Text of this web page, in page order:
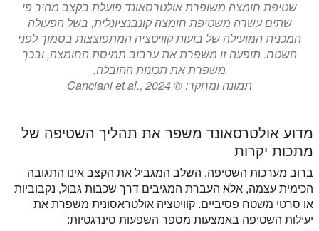
שטיפת חומצה משופרת אולטרסאונד פועלת בקצב מהיר פי
שתים עשרה משטיפת חומצה קונבנציונלית, בשל הפעולה
המכנית המועילה של בועות קוויטציה המתפוצצות בסמוך לפני
השטח. תופעה זו משפרת את ערבוב תמיסת החומצה, ובכך
משפרת את תכונות ההובלה.
תמונה ומחקר: © Canciani et al., 2024
מדוע אולטרסאונד משפר את תהליך השטיפה של
מתכות יקרות
ברוב מערכות השטיפה, השלב המגביל את הקצב אינו התגובה
הכימית עצמה, אלא העברת המגיבים דרך שכבות גבול, נקבוביות
או סרטי משטח פסיביים. קוויטציה אולטראסונית משפרת את
יעילות השטיפה באמצעות מספר השפעות סינרגטיות: